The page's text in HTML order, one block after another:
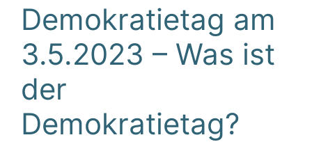
Demokratietag am
3.5.2023 – Was ist
der
Demokratietag?